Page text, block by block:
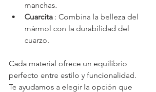
manchas.
Cuarcita : Combina la belleza del
mármol con la durabilidad del
cuarzo.
Cada material ofrece un equilibrio
perfecto entre estilo y funcionalidad.
Te ayudamos a elegir la opción que